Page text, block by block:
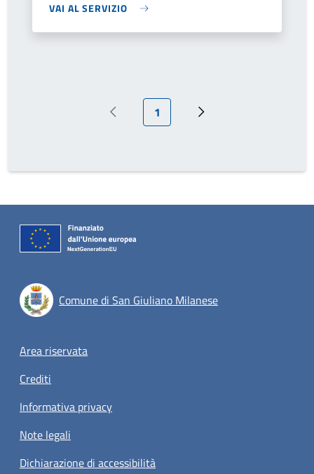
VAI AL SERVIZIO
Pagina precedente
Pagina attuale
1 Prossima pagina
Comune di San Giuliano Milanese
Footer menu
Area riservata
Crediti
Informativa privacy
Note legali
Dichiarazione di accessibilità